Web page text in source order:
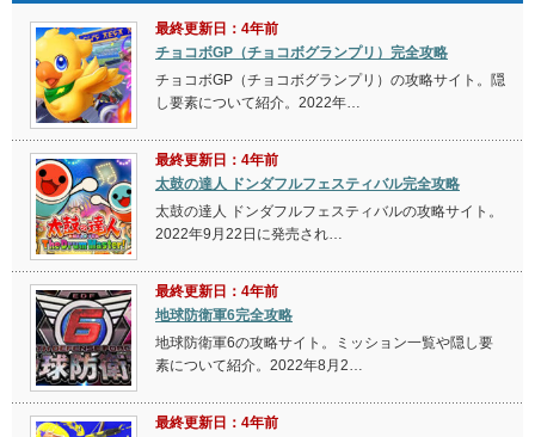
最終更新日：4年前
チョコボGP（チョコボグランプリ）完全攻略
チョコボGP（チョコボグランプリ）の攻略サイト。隠
し要素について紹介。2022年…
最終更新日：4年前
太鼓の達人 ドンダフルフェスティバル完全攻略
太鼓の達人 ドンダフルフェスティバルの攻略サイト。
2022年9月22日に発売され…
最終更新日：4年前
地球防衛軍6完全攻略
地球防衛軍6の攻略サイト。ミッション一覧や隠し要
素について紹介。2022年8月2…
最終更新日：4年前